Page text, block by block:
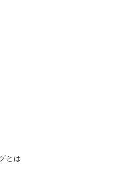
とは